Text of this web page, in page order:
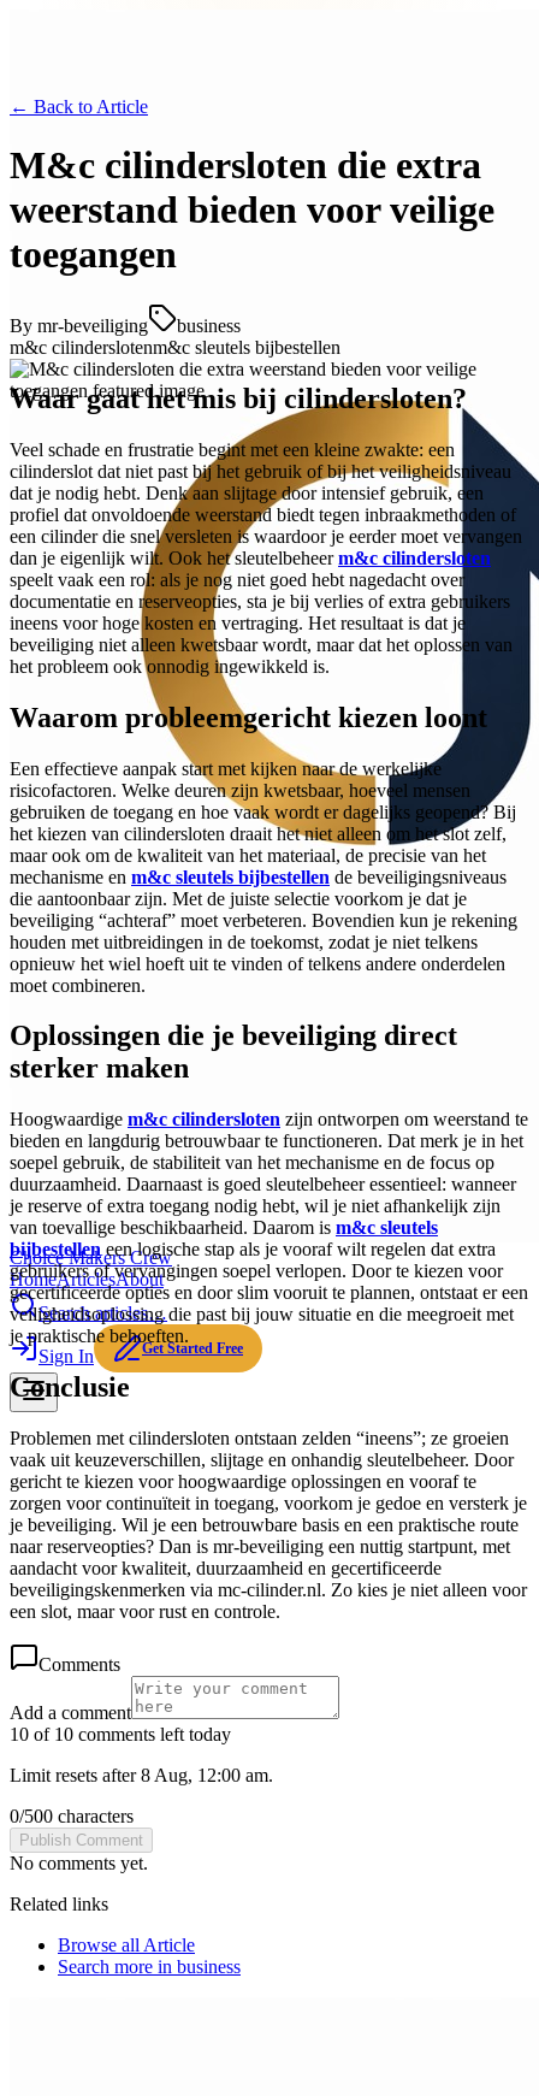
Choice Makers Crew
HomeArticlesAbout
Search articles…
Sign In Get Started Free
← Back to Article
M&c cilindersloten die extra
weerstand bieden voor veilige
toegangen
By mr-beveiliging
business
m&c cilinderslotenm&c sleutels bijbestellen
Waar gaat het mis bij cilindersloten?
Veel schade en frustratie begint met een kleine zwakte: een
cilinderslot dat niet past bij het gebruik of bij het veiligheidsniveau
dat je nodig hebt. Denk aan slijtage door intensief gebruik, een
profiel dat onvoldoende weerstand biedt tegen inbraakmethoden of
een cilinder die snel versleten is waardoor je eerder moet vervangen
dan je eigenlijk wilt. Ook het sleutelbeheerm&c cilindersloten
speelt vaak een rol: als je nog niet goed hebt nagedacht over
documentatie en reserveopties, sta je bij verlies of extra gebruikers
ineens voor hoge kosten en vertraging. Het resultaat is dat je
beveiliging niet alleen kwetsbaar wordt, maar dat het oplossen van
het probleem ook onnodig ingewikkeld is.
Waarom probleemgericht kiezen loont
Een effectieve aanpak start met kijken naar de werkelijke
risicofactoren. Welke deuren zijn kwetsbaar, hoeveel mensen
gebruiken de toegang en hoe vaak wordt er dagelijks geopend? Bij
het kiezen van cilindersloten draait het niet alleen om het slot zelf,
maar ook om de kwaliteit van het materiaal, de precisie van het
mechanisme en m&c sleutels bijbestellen de beveiligingsniveaus
die aantoonbaar zijn. Met de juiste selectie voorkom je dat je
beveiliging “achteraf” moet verbeteren. Bovendien kun je rekening
houden met uitbreidingen in de toekomst, zodat je niet telkens
opnieuw het wiel hoeft uit te vinden of telkens andere onderdelen
moet combineren.
Oplossingen die je beveiliging direct
sterker maken
Hoogwaardige m&c cilindersloten zijn ontworpen om weerstand te
bieden en langdurig betrouwbaar te functioneren. Dat merk je in het
soepel gebruik, de stabiliteit van het mechanisme en de focus op
duurzaamheid. Daarnaast is goed sleutelbeheer essentieel: wanneer
je reserve of extra toegang nodig hebt, wil je niet afhankelijk zijn
van toevallige beschikbaarheid. Daarom is m&c sleutels
bijbestellen een logische stap als je vooraf wilt regelen dat extra
gebruikers of vervangingen soepel verlopen. Door te kiezen voor
gecertificeerde opties en door slim vooruit te plannen, ontstaat er een
veiligheidsoplossing die past bij jouw situatie en die meegroeit met
je praktische behoeften.
Conclusie
Problemen met cilindersloten ontstaan zelden “ineens”; ze groeien
vaak uit keuzeverschillen, slijtage en onhandig sleutelbeheer. Door
gericht te kiezen voor hoogwaardige oplossingen en vooraf te
zorgen voor continuïteit in toegang, voorkom je gedoe en versterk je
je beveiliging. Wil je een betrouwbare basis en een praktische route
naar reserveopties? Dan is mr-beveiliging een nuttig startpunt, met
aandacht voor kwaliteit, duurzaamheid en gecertificeerde
beveiligingskenmerken via mc-cilinder.nl. Zo kies je niet alleen voor
een slot, maar voor rust en controle.
Comments
Add a comment
10 of 10 comments left today
Limit resets after 8 Aug, 12:00 am.
0/500 characters
Publish Comment
No comments yet.
Related links
Browse all Article
Search more in business